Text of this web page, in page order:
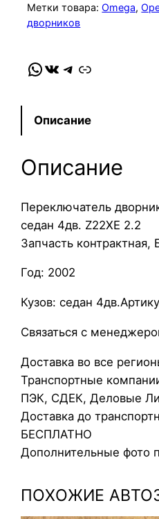
с
т
о
т
а
е
р
е
л
ю
а
е
л
ь
д
в
о
н
и
Метки товара:Omega,
дворников
WhatsApp VK Telegram Link
Описание
Описание
Переключатель
седан 4дв. Z22XE 2.2
Запчасть контрактная,
Год: 2002
Кузов: седан
Связаться с
Доставка во все
Транспортные
ПЭК, СДЕК, Деловые
Доставка до
БЕСПЛАТНО
Дополнительные фото
ПОХОЖИЕ